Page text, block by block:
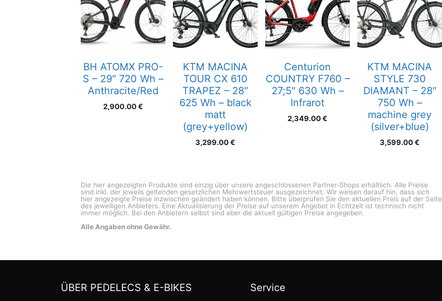
BH ATOMX PRO-
S – 29″ 720 Wh –
Anthracite/Red
2,900.00€
KTM MACINA
TOUR CX 610
TRAPEZ – 28″
625 Wh – black
matt
(grey+yellow)
3,299.00€
Centurion
COUNTRY F760 –
27;5″ 630 Wh –
Infrarot
2,349.00€
KTM MACINA
STYLE 730
DIAMANT – 28″
750 Wh –
machine grey
(silver+blue)
3,599.00€
Die hier angezeigten Produkte sind einzig über unsere angeschlossenen Partner-Shops erhältlich. Alle Preise
sind inkl. der jeweils geltenden gesetzlichen Mehrwertsteuer ausgezeichnet. Wir weisen darauf hin, dass sich
hier angezeigte Preise inzwischen geändert haben können. Bitte überprüfen Sie den aktuellen Preis auf der Seite
des jeweiligen Anbieters. Eine Aktualisierung der Preise auf unserem Angebot in Echtzeit ist technisch nicht
immer möglich. Bei den Anbietern selbst sind aber die aktuell gültigen Preise angegeben.
Alle Angaben ohne Gewähr.
ÜBER PEDELECS & E-BIKES Service